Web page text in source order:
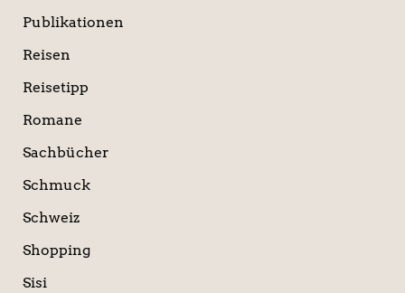
Publikationen
Reisen
Reisetipp
Romane
Sachbücher
Schmuck
Schweiz
Shopping
Sisi